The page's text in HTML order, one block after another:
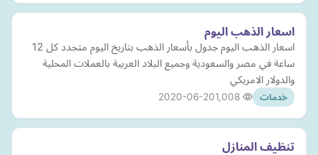
اسعار الذهب اليوم
اسعار الذهب اليوم جدول بأسعار الذهب بتاريخ اليوم متجدد كل 12
ساعة في مصر والسعودية وجميع البلاد العربية بالعملات المحلية
والدولار الامريكي
خدمات 2020-06-20
تنظيف المنازل